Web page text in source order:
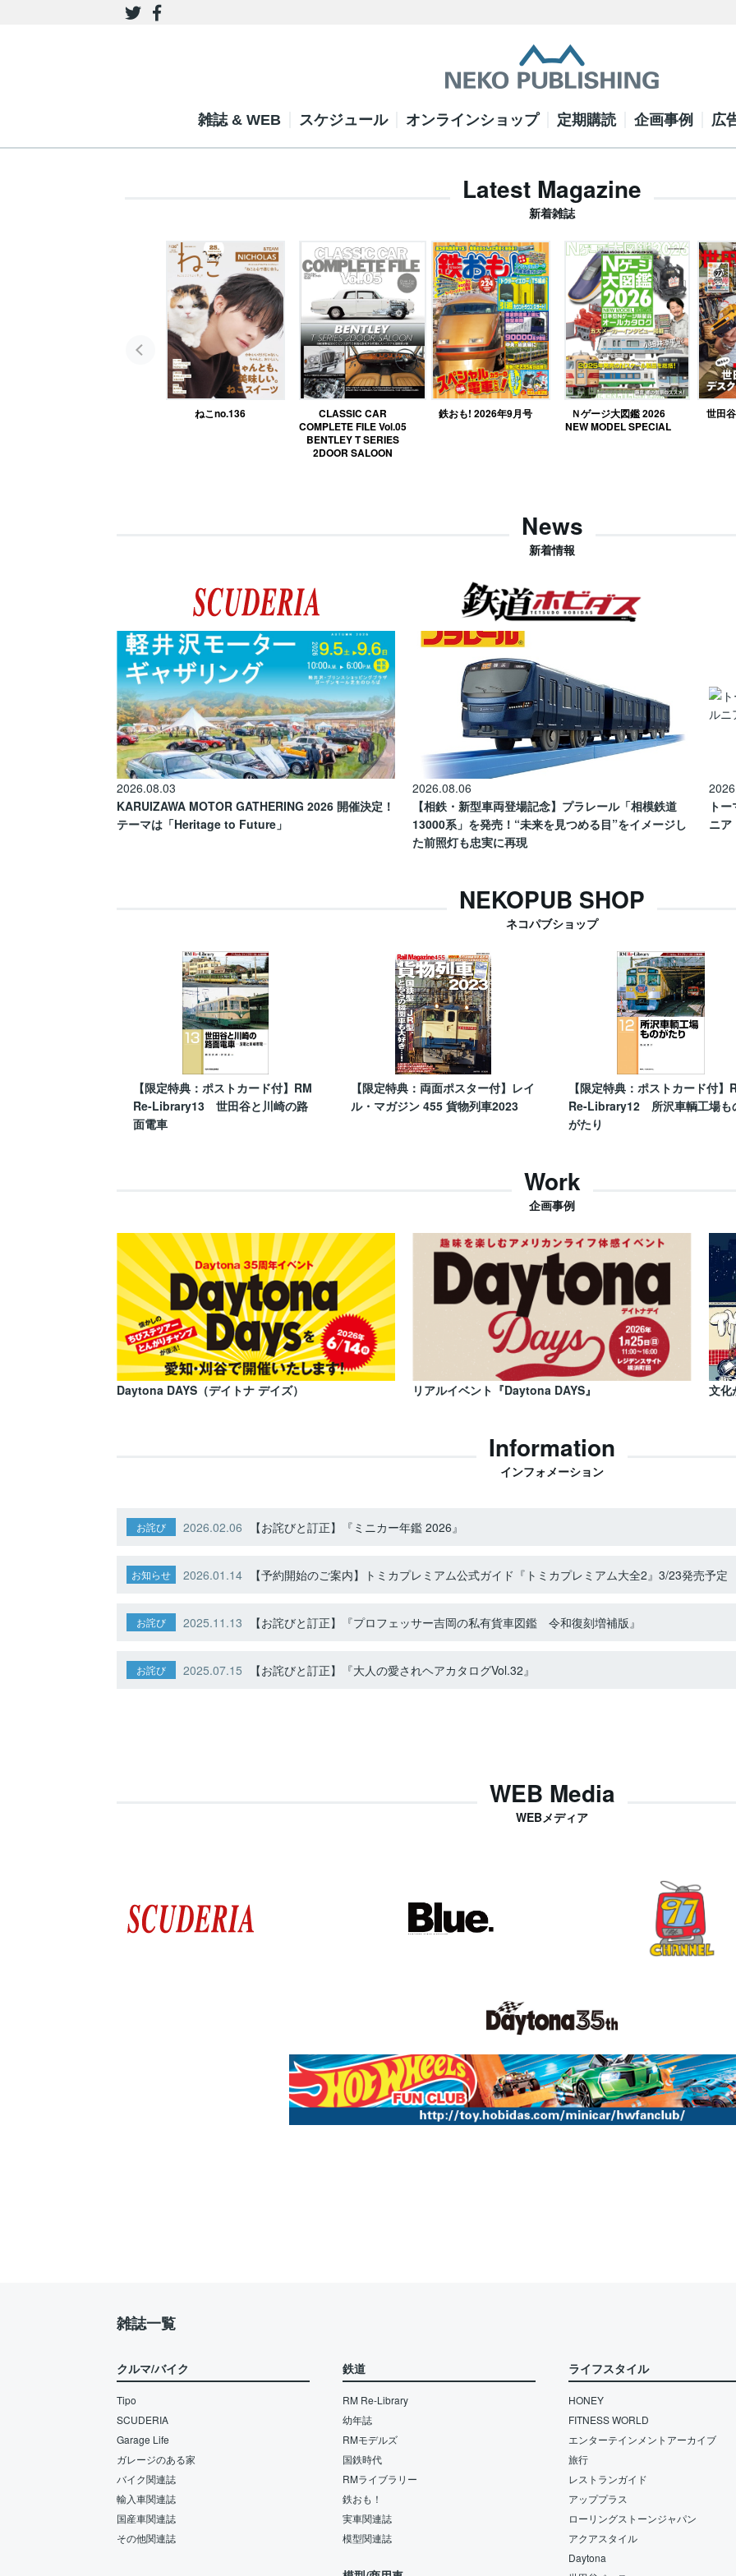
雑誌 & WEB スケジュール オンラインショップ 定期購読 企画事例 広
Latest Magazine
新着雑誌
ねこno.136
CLASSIC CAR
COMPLETE FILE Vol.05
BENTLEY T SERIES
2DOOR SALOON
鉄おも! 2026年9月号
Ｎゲージ大図鑑 2026
NEW MODEL SPECIAL
世田
News
新着情報
2026.08.03
KARUIZAWA MOTOR GATHERING 2026 開催決定！
テーマは「Heritage to Future」
2026.08.06
【相鉄・新型車両登場記念】プラレール「相模鉄道
13000系」を発売！“未来を見つめる目”をイメージし
た前照灯も忠実に再現
ト
ニア
NEKOPUB SHOP
ネコパブショップ
【限定特典：ポストカード付】RM
Re-Library13 世田谷と川崎の路
面電車
【限定特典：両面ポスター付】レイ
ル・マガジン 455 貨物列車2023
【限定特典：ポストカード付】
Re-Library12 所沢車輌工場も
がたり
Work
企画事例
Daytona DAYS（デイトナ デイズ） リアルイベント『Daytona DAYS』 文化
Information
インフォメーション
お詫び 2026.02.06 【お詫びと訂正】『ミニカー年鑑 2026』
お知らせ 2026.01.14 【予約開始のご案内】トミカプレミアム公式ガイド『トミカプレミアム大全2』3/23発売予定
お詫び 2025.11.13 【お詫びと訂正】『プロフェッサー吉岡の私有貨車図鑑 令和復刻増補版』
お詫び 2025.07.15 【お詫びと訂正】『大人の愛されヘアカタログVol.32』
WEB Media
WEBメディア
雑誌一覧
クルマ/バイク
Tipo
SCUDERIA
Garage Life
ガレージのある家
バイク関連誌
輸入車関連誌
国産車関連誌
その他関連誌
鉄道
RM Re-Library
幼年誌
RMモデルズ
国鉄時代
RMライブラリー
鉄おも！
実車関連誌
模型関連誌
ライフスタイル
HONEY
FITNESS WORLD
エンターテインメントアーカイブ
旅行
レストランガイド
アッププラス
ローリングストーンジャパン
アクアスタイル
Daytona